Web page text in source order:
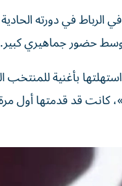
الرباط في دورته
حضور جماهيري ​كبير.
بأغنية للمنتخب
حنا جينا»، كانت قد